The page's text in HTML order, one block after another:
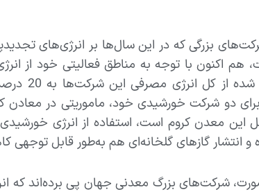
بزرگی که در این سال‌ها بر انرژی‌های
هم اکنون با توجه به مناطق فعالیتی خود از
دو شرکت خورشیدی خود، ماموریتی در معادن
این معدن کروم است، استفاده از انرژی
و انتشار گازهای گلخانه‌ای هم به‌طور قابل توجهی
شرکت‌های بزرگ معدنی جهان پی برده‌اند که